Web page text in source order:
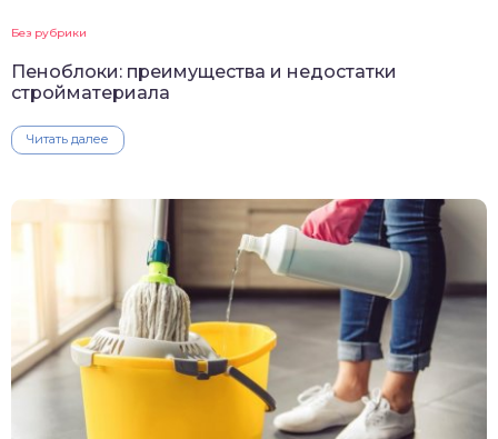
Без рубрики
Пеноблоки: преимущества и недостатки
стройматериала
Читать далее